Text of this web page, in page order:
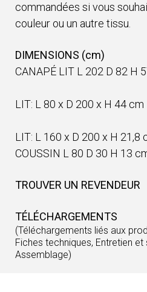
commandées si vous
couleur ou un autre tissu.
DIMENSIONS (cm)
CANAPÉ LIT L 202 D 82 H
LIT: L 80 x D 200 x H 44 cm
LIT: L 160 x D 200 x H 21,8
COUSSIN L 80 D 30 H 13
TROUVER UN REVENDEUR
TÉLÉCHARGEMENTS
(Téléchargements liés aux
Fiches techniques, Entretien
Assemblage)